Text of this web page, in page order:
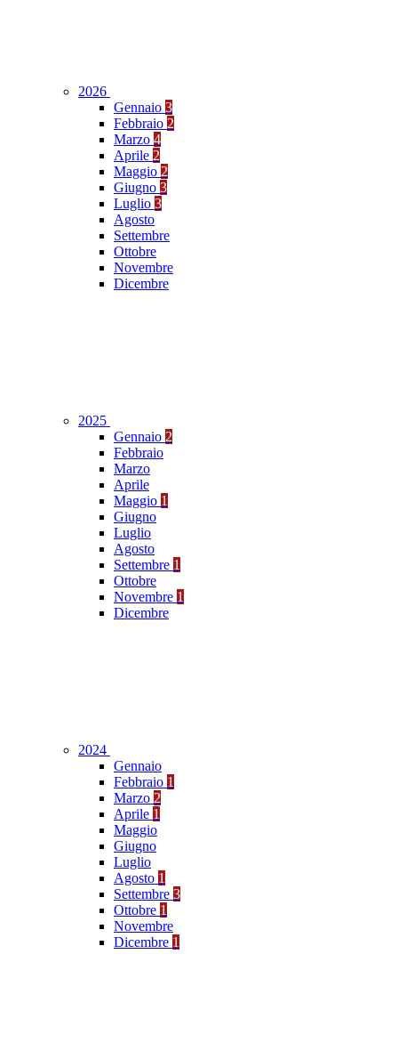
2026
Gennaio 3
Febbraio 2
Marzo 4
Aprile 2
Maggio 2
Giugno 3
Luglio 3
Agosto
Settembre
Ottobre
Novembre
Dicembre
2025
Gennaio 2
Febbraio
Marzo
Aprile
Maggio 1
Giugno
Luglio
Agosto
Settembre 1
Ottobre
Novembre 1
Dicembre
2024
Gennaio
Febbraio 1
Marzo 2
Aprile 1
Maggio
Giugno
Luglio
Agosto 1
Settembre 3
Ottobre 1
Novembre
Dicembre 1